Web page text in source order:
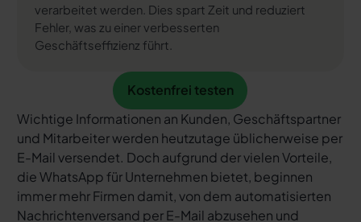
verarbeitet werden. Dies spart Zeit und reduziert
Fehler, was zu einer verbesserten
Geschäftseffizienz führt.
Kostenfrei testen
Kostenfrei testen
Wichtige Informationen an Kunden, Geschäftspartner
und Mitarbeiter werden heutzutage üblicherweise per
E-Mail versendet. Doch aufgrund der vielen Vorteile,
die WhatsApp für Unternehmen bietet, beginnen
immer mehr Firmen damit, von dem automatisierten
Nachrichtenversand per E-Mail abzusehen und